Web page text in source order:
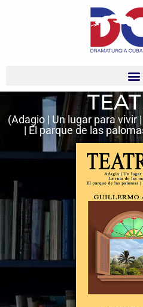
(Adagio | Un lugar para vivir
| El parque de las